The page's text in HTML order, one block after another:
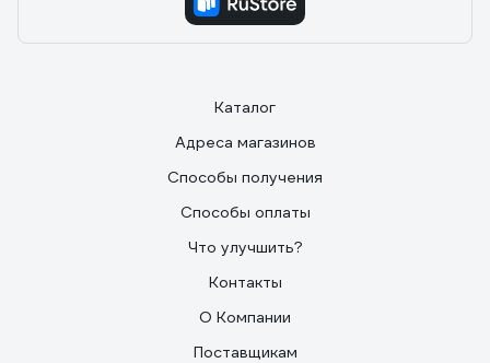
Каталог
Адреса магазинов
Способы получения
Способы оплаты
Что улучшить?
Контакты
О Компании
Поставщикам